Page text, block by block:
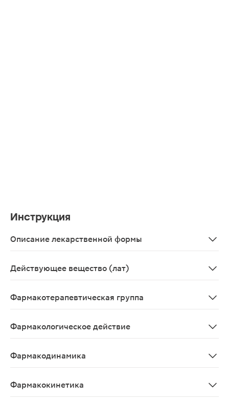
Инструкция
Описание лекарственной формы
Действующее вещество (лат)
Фармакотерапевтическая группа
Фармакологическое действие
Фармакодинамика
Фармакокинетика